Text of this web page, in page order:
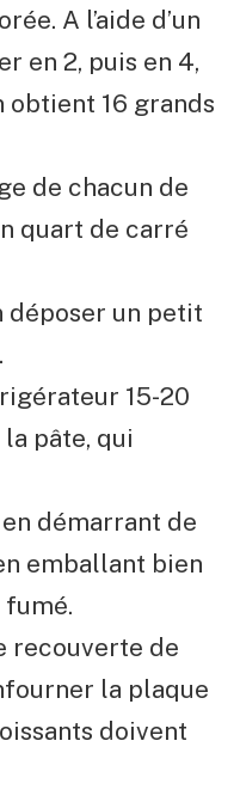
A l’aide d’un
en 2, puis en 4,
obtient 16 grands
de chacun de
quart de carré
déposer un petit
15-20
pâte, qui
démarrant de
emballant bien
fumé.
recouverte de
la plaque
doivent